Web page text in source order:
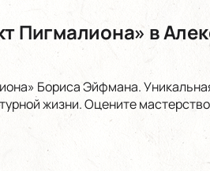
Пигмалиона» в
Бориса Эйфмана.
жизни. Оцените